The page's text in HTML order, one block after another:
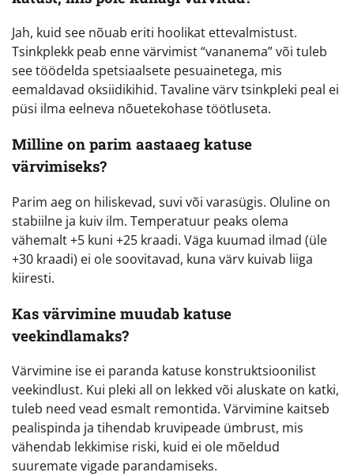
Jah, kuid see nõuab eriti hoolikat ettevalmistust.
Tsinkplekk peab enne värvimist “vananema” või tuleb
see töödelda spetsiaalsete pesuainetega, mis
eemaldavad oksiidikihid. Tavaline värv tsinkpleki peal ei
püsi ilma eelneva nõuetekohase töötluseta.
Milline on parim aastaaeg katuse
värvimiseks?
Parim aeg on hiliskevad, suvi või varasügis. Oluline on
stabiilne ja kuiv ilm. Temperatuur peaks olema
vähemalt +5 kuni +25 kraadi. Väga kuumad ilmad (üle
+30 kraadi) ei ole soovitavad, kuna värv kuivab liiga
kiiresti.
Kas värvimine muudab katuse
veekindlamaks?
Värvimine ise ei paranda katuse konstruktsioonilist
veekindlust. Kui pleki all on lekked või aluskate on katki,
tuleb need vead esmalt remontida. Värvimine kaitseb
pealispinda ja tihendab kruvipeade ümbrust, mis
vähendab lekkimise riski, kuid ei ole mõeldud
suuremate vigade parandamiseks.